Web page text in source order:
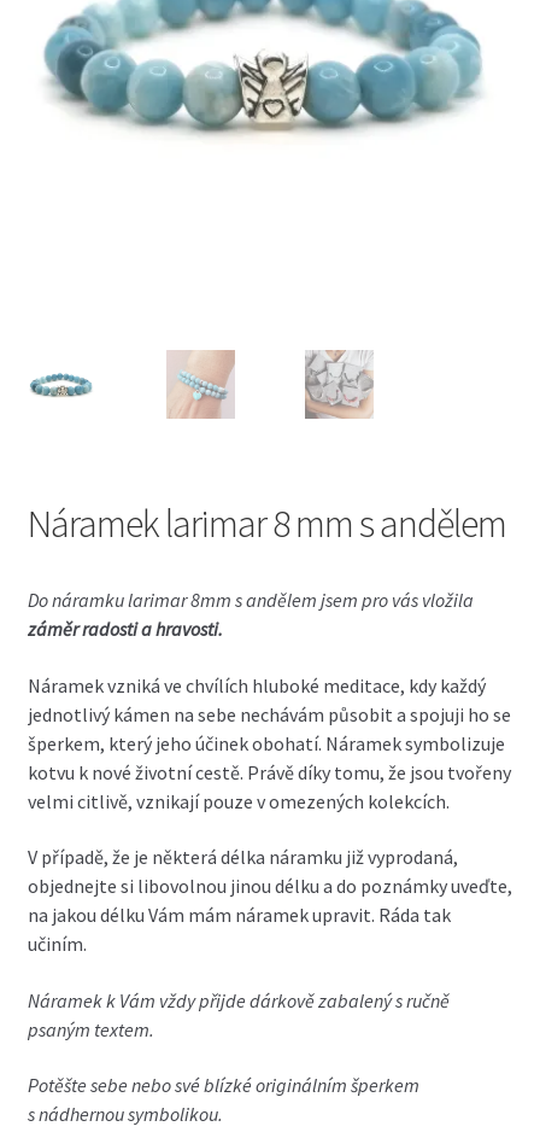
Náramek larimar 8 mm s andělem
Donáramku larimar 8mm s andělem jsem pro vás vložila
záměr radosti a hravosti.
Náramek vzniká ve chvílích hluboké meditace, kdy každý
jednotlivý kámen na sebe nechávám působit a spojuji ho se
šperkem, který jeho účinek obohatí. Náramek symbolizuje
kotvu k nové životní cestě. Právě díky tomu, že jsou tvořeny
velmi citlivě, vznikají pouze v omezených kolekcích.
V případě, že je některá délka náramku již vyprodaná,
objednejte si libovolnou jinou délku a do poznámky uveďte,
na jakou délku Vám mám náramek upravit. Ráda tak
učiním.
Náramek k Vám vždy přijde dárkově zabalený s ručně
psaným textem.
Potěšte sebe nebo své blízké originálním šperkem
s nádhernou symbolikou.